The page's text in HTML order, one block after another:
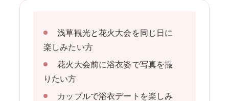
浅草観光と花火大会を同じ日に
楽しみたい方
花火大会前に浴衣姿で写真を撮
りたい方
カップルで浴衣デートを楽しみ